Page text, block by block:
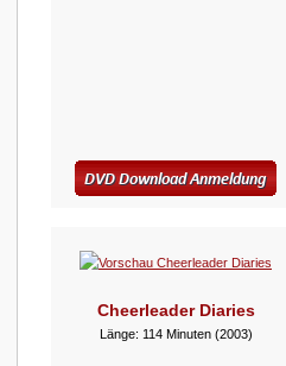
Cheerleader Diaries
Länge: 114 Minuten (2003)